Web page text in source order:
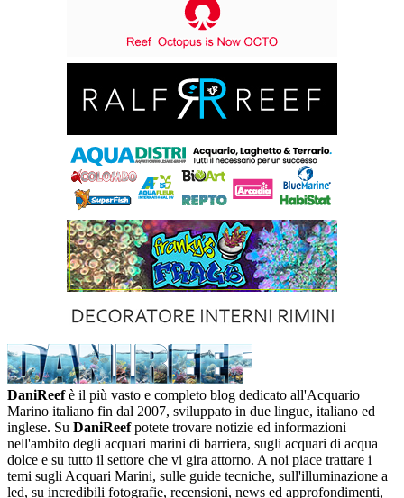
DaniReefè il più vasto e completo blog dedicato all'Acquario
Marino italiano fin dal 2007, sviluppato in due lingue, italiano ed
inglese. Su DaniReefpotete trovare notizie ed informazioni
nell'ambito degli acquari marini di barriera, sugli acquari di acqua
dolce e su tutto il settore che vi gira attorno. A noi piace trattare i
temi sugli Acquari Marini, sulle guide tecniche, sull'illuminazione a
led, su incredibili fotografie, recensioni, news ed approfondimenti,